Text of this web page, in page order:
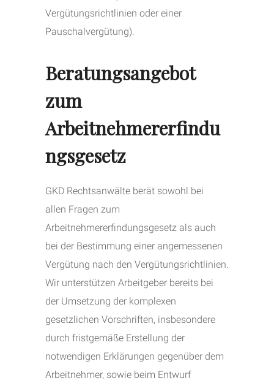
Vergütungsrichtlinien oder einer
Pauschalvergütung).
Beratungsangebot
zum
Arbeitnehmererfindu
ngsgesetz
GKD Rechtsanwälte berät sowohl bei
allen Fragen zum
Arbeitnehmererfindungsgesetz als auch
bei der Bestimmung einer angemessenen
Vergütung nach den Vergütungsrichtlinien.
Wir unterstützen Arbeitgeber bereits bei
der Umsetzung der komplexen
gesetzlichen Vorschriften, insbesondere
durch fristgemäße Erstellung der
notwendigen Erklärungen gegenüber dem
Arbeitnehmer, sowie beim Entwurf